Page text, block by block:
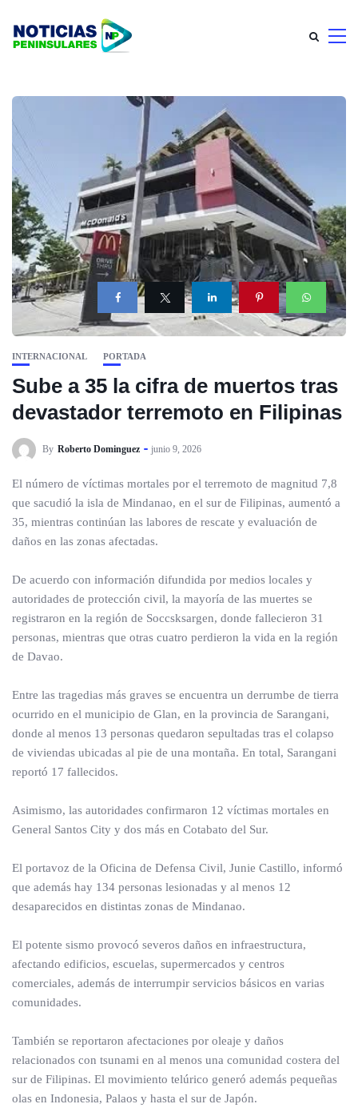
INTERNACIONAL PORTADA
Sube a 35 la cifra de muertos tras
devastador terremoto en Filipinas
By Roberto Dominguez junio 9, 2026
El número de víctimas mortales por el terremoto de magnitud 7,8
que sacudió la isla de Mindanao, en el sur de Filipinas, aumentó a
35, mientras continúan las labores de rescate y evaluación de
daños en las zonas afectadas.
De acuerdo con información difundida por medios locales y
autoridades de protección civil, la mayoría de las muertes se
registraron en la región de Soccsksargen, donde fallecieron 31
personas, mientras que otras cuatro perdieron la vida en la región
de Davao.
Entre las tragedias más graves se encuentra un derrumbe de tierra
ocurrido en el municipio de Glan, en la provincia de Sarangani,
donde al menos 13 personas quedaron sepultadas tras el colapso
de viviendas ubicadas al pie de una montaña. En total, Sarangani
reportó 17 fallecidos.
Asimismo, las autoridades confirmaron 12 víctimas mortales en
General Santos City y dos más en Cotabato del Sur.
El portavoz de la Oficina de Defensa Civil, Junie Castillo, informó
que además hay 134 personas lesionadas y al menos 12
desaparecidos en distintas zonas de Mindanao.
El potente sismo provocó severos daños en infraestructura,
afectando edificios, escuelas, supermercados y centros
comerciales, además de interrumpir servicios básicos en varias
comunidades.
También se reportaron afectaciones por oleaje y daños
relacionados con tsunami en al menos una comunidad costera del
sur de Filipinas. El movimiento telúrico generó además pequeñas
olas en Indonesia, Palaos y hasta el sur de Japón.